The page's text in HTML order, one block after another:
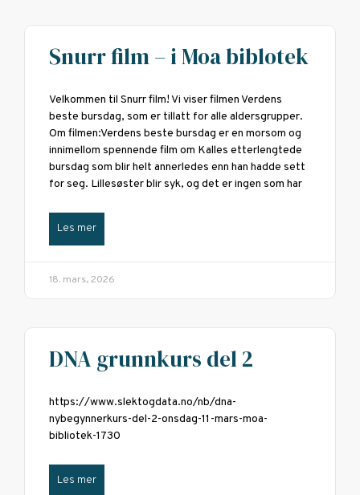
Snurr film – i Moa biblotek
Velkommen til Snurr film! Vi viser filmen Verdens
beste bursdag, som er tillatt for alle aldersgrupper.
Om filmen:Verdens beste bursdag er en morsom og
innimellom spennende film om Kalles etterlengtede
bursdag som blir helt annerledes enn han hadde sett
for seg. Lillesøster blir syk, og det er ingen som har
Les mer
18. mars, 2026
DNA grunnkurs del 2
https://www.slektogdata.no/nb/dna-
nybegynnerkurs-del-2-onsdag-11-mars-moa-
bibliotek-1730
Les mer